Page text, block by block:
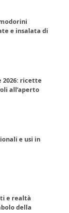
e insalata di
2026: ricette
all’aperto
e usi in
e realtà
della